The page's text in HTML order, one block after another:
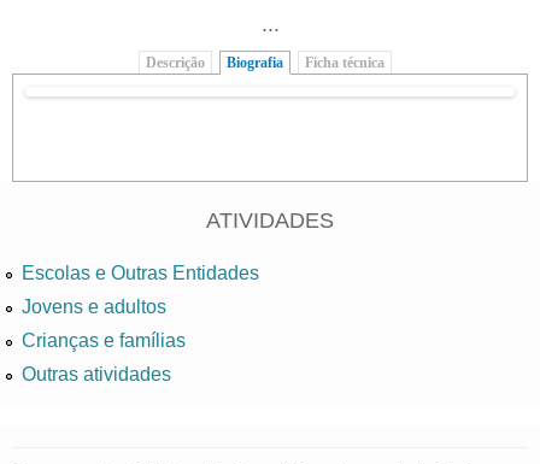
...
Descrição Biografia (separador ativo)
Ficha técnica
ATIVIDADES
Escolas e Outras Entidades
Jovens e adultos
Crianças e famílias
Outras atividades